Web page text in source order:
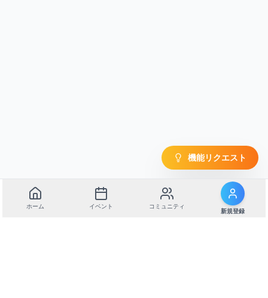
ホーム イベント コミュニティ
新規登録
機能リクエスト